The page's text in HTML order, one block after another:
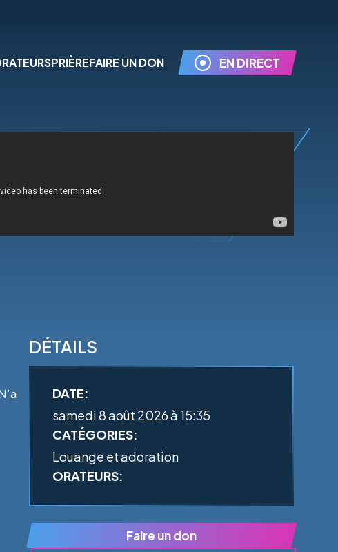
PRIÈREFAIRE UN DON EN DIRECT
DÉTAILS
DATE:
samedi 8 août 2026 à 15:35
CATÉGORIES:
Louange et adoration
ORATEURS:
Faire un don